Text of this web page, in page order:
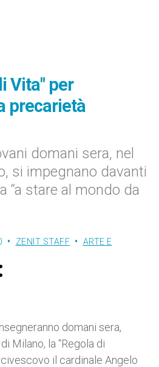
Vita" per
precarietà
domani sera, nel
si impegnano davanti
“a stare al mondo da
ZENIT STAFF
ARTE E
domani sera,
Milano, la “Regola di
il cardinale Angelo